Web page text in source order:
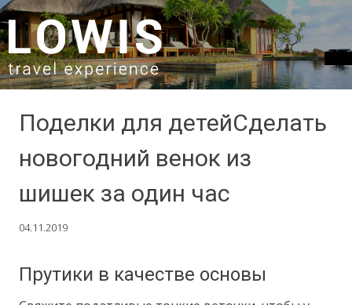
SKIP TO CONTENT
Поделки для детейCделать
новогодний венок из
шишек за один час
04.11.2019
Прутики в качестве основы